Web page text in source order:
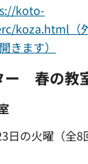
koto-
koza.html（
きます）
ー 春の教
日の火曜（全